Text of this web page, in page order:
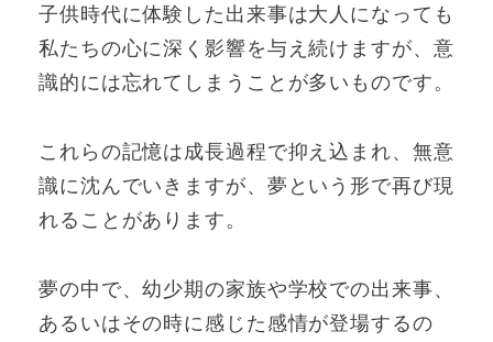
子供時代に体験した出来事は大人になっても
私たちの心に深く影響を与え続けますが、意
識的には忘れてしまうことが多いものです。
これらの記憶は成長過程で抑え込まれ、無意
識に沈んでいきますが、夢という形で再び現
れることがあります。
夢の中で、幼少期の家族や学校での出来事、
あるいはその時に感じた感情が登場するの